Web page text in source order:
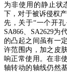
为非使用的静止状
下，对于被诉侵权
先，关于“一个开孔
SA866
SA2629为
的凸起之间虽有一
许范围内，加之皮
响正常使用。在非
轴转动的轴线仍然